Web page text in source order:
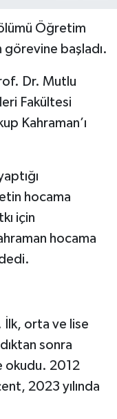
Öğretim
görevine başladı.
Dr. Mutlu
Fakültesi
Kahraman’ı
hocama
için
hocama
İlk, orta ve lise
sonra
okudu. 2012
2023 yılında